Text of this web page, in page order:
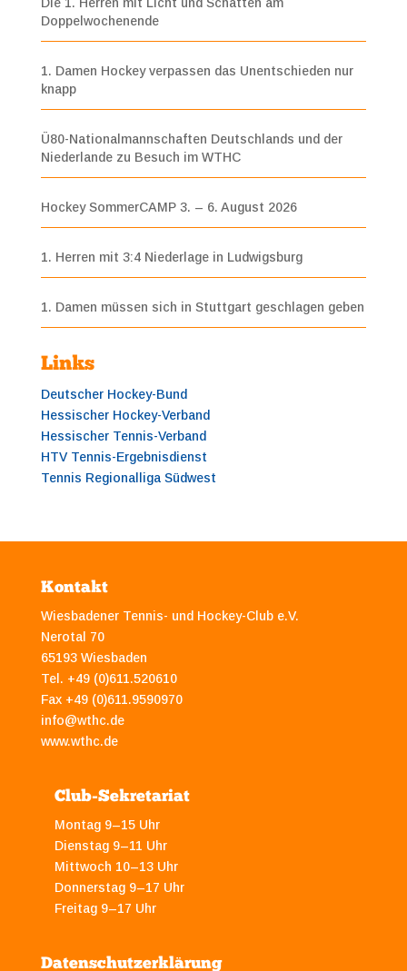
Doppelwochenende
1. Damen Hockey verpassen das Unentschieden nur
knapp
Ü80-Nationalmannschaften Deutschlands und der
Niederlande zu Besuch im WTHC
Hockey SommerCAMP 3. – 6. August 2026
1. Herren mit 3:4 Niederlage in Ludwigsburg
1. Damen müssen sich in Stuttgart geschlagen geben
Links
Deutscher Hockey-Bund
Hessischer Hockey-Verband
Hessischer Tennis-Verband
HTV Tennis-Ergebnisdienst
Tennis Regionalliga Südwest
Kontakt
Wiesbadener Tennis- und Hockey-Club e.V.
Nerotal 70
65193 Wiesbaden
Tel. +49 (0)611.520610
Fax +49 (0)611.9590970
info@wthc.de
www.wthc.de
Club-Sekretariat
Montag 9–15 Uhr
Dienstag 9–11 Uhr
Mittwoch 10–13 Uhr
Donnerstag 9–17 Uhr
Freitag 9–17 Uhr
Datenschutzerklärung